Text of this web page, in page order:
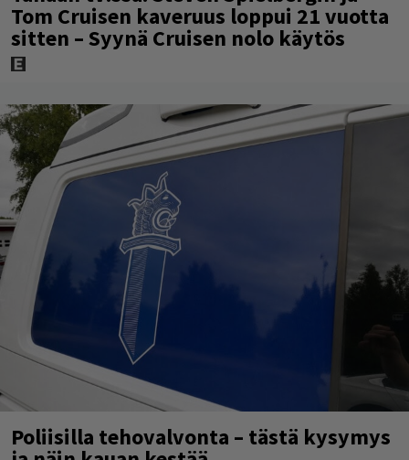
Tom Cruisen kaveruus loppui 21 vuotta
sitten – Syynä Cruisen nolo käytös
Poliisilla tehovalvonta – tästä kysymys